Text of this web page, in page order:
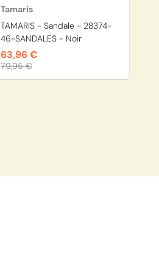
Tamaris
TAMARIS - Sandale - 28374-
46-SANDALES - Noir
63,96 €
79,95 €